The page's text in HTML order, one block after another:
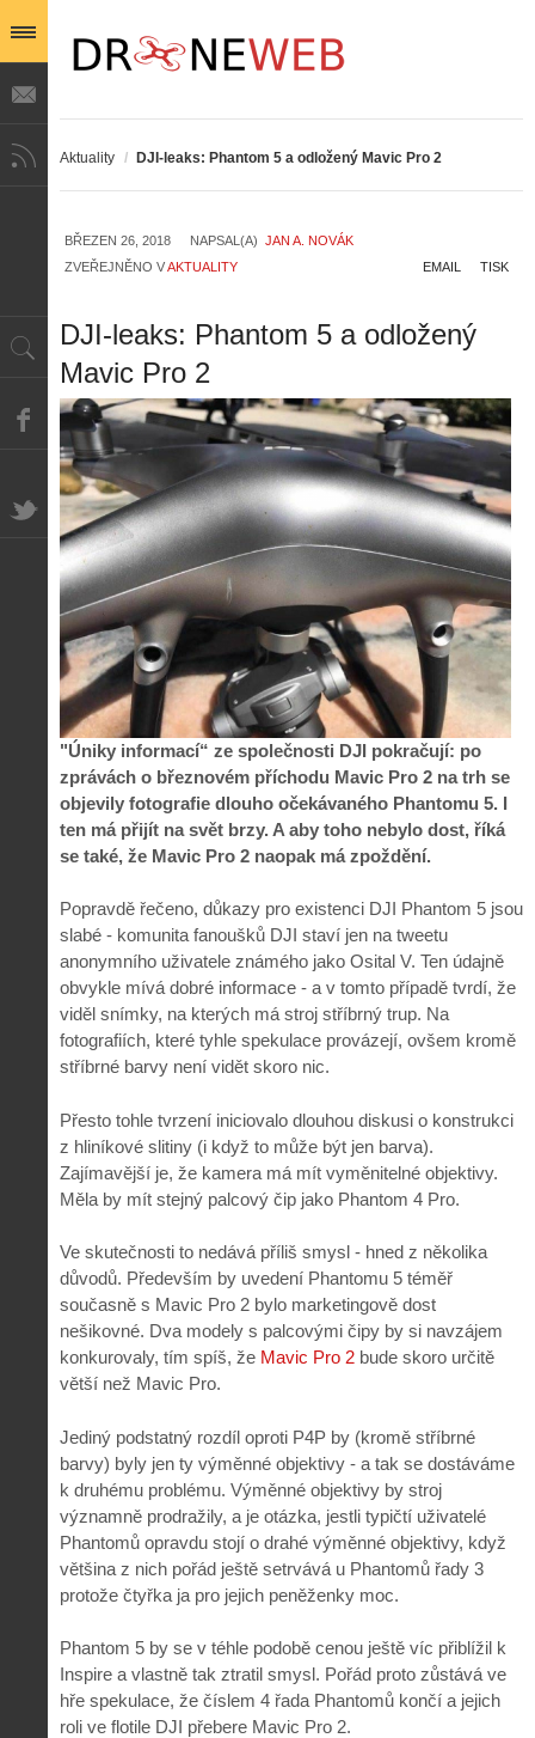
Aktuality / DJI-leaks: Phantom 5 a odložený Mavic Pro 2
BŘEZEN 26, 2018 NAPSAL(A) JAN A. NOVÁK
ZVEŘEJNĚNO VAKTUALITY TISK
EMAIL
DJI-leaks: Phantom 5 a odložený
Mavic Pro 2
"Úniky informací“ ze společnosti DJI pokračují: po
zprávách o březnovém příchodu Mavic Pro 2 na trh se
objevily fotografie dlouho očekávaného Phantomu 5. I
ten má přijít na svět brzy. A aby toho nebylo dost, říká
se také, že Mavic Pro 2 naopak má zpoždění.
Popravdě řečeno, důkazy pro existenci DJI Phantom 5 jsou
slabé - komunita fanoušků DJI staví jen na tweetu
anonymního uživatele známého jako Osital V. Ten údajně
obvykle mívá dobré informace - a v tomto případě tvrdí, že
viděl snímky, na kterých má stroj stříbrný trup. Na
fotografiích, které tyhle spekulace provázejí, ovšem kromě
stříbrné barvy není vidět skoro nic.
Přesto tohle tvrzení iniciovalo dlouhou diskusi o konstrukci
z hliníkové slitiny (i když to může být jen barva).
Zajímavější je, že kamera má mít vyměnitelné objektivy.
Měla by mít stejný palcový čip jako Phantom 4 Pro.
Ve skutečnosti to nedává příliš smysl - hned z několika
důvodů. Především by uvedení Phantomu 5 téměř
současně s Mavic Pro 2 bylo marketingově dost
nešikovné. Dva modely s palcovými čipy by si navzájem
konkurovaly, tím spíš, že Mavic Pro 2 bude skoro určitě
větší než Mavic Pro.
Jediný podstatný rozdíl oproti P4P by (kromě stříbrné
barvy) byly jen ty výměnné objektivy - a tak se dostáváme
k druhému problému. Výměnné objektivy by stroj
významně prodražily, a je otázka, jestli typičtí uživatelé
Phantomů opravdu stojí o drahé výměnné objektivy, když
většina z nich pořád ještě setrvává u Phantomů řady 3
protože čtyřka ja pro jejich peněženky moc.
Phantom 5 by se v téhle podobě cenou ještě víc přiblížil k
Inspire a vlastně tak ztratil smysl. Pořád proto zůstává ve
hře spekulace, že číslem 4 řada Phantomů končí a jejich
roli ve flotile DJI přebere Mavic Pro 2.